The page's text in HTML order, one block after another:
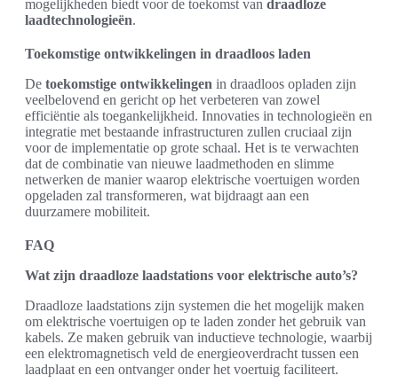
mogelijkheden biedt voor de toekomst van draadloze
laadtechnologieën.
Toekomstige ontwikkelingen in draadloos laden
De toekomstige ontwikkelingen in draadloos opladen zijn
veelbelovend en gericht op het verbeteren van zowel
efficiëntie als toegankelijkheid. Innovaties in technologieën en
integratie met bestaande infrastructuren zullen cruciaal zijn
voor de implementatie op grote schaal. Het is te verwachten
dat de combinatie van nieuwe laadmethoden en slimme
netwerken de manier waarop elektrische voertuigen worden
opgeladen zal transformeren, wat bijdraagt aan een
duurzamere mobiliteit.
FAQ
Wat zijn draadloze laadstations voor elektrische auto’s?
Draadloze laadstations zijn systemen die het mogelijk maken
om elektrische voertuigen op te laden zonder het gebruik van
kabels. Ze maken gebruik van inductieve technologie, waarbij
een elektromagnetisch veld de energieoverdracht tussen een
laadplaat en een ontvanger onder het voertuig faciliteert.